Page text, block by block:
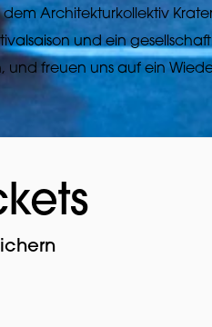
Architekturkollektiv
und ein
und freuen uns auf ein